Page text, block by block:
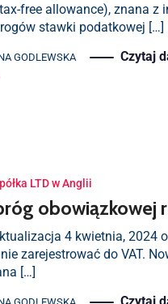
free allowance), znana
stawki podatkowej […]
GODLEWSKA Czytaj
LTD w Anglii
obowiązkowej
4 kwietnia, 2024
zarejestrować do VAT.
[…]